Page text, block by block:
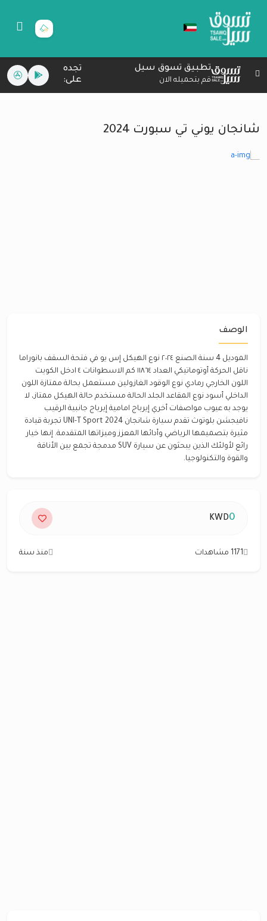
تطبيق تسوق سيل
قم بتحميله الان
تجده
على:
شانجان يوني تي سبورت 2024
الوصف
الموديل 4 سنة الصنع ٢٠٢٤ نوع الهيكل إس يو في فتحة السقف بانوراما
ناقل الحركة أوتوماتيكي العداد ١١٨٦٤ كم الاسطوانات ٤ ادخل الكويت
اللون الخارجي رمادي نوع الوقود الغازولين مستعمل بحالة ممتازة اللون
الداخلي أسود نوع المقاعد الجلد الحالة مستخدم حالة الهيكل ممتاز، لا
يوجد به عيوب مواصفات أخري إيرباج امامية إيرباج جانبية الرقيب
نافيجشن بلوتوث تقدم سيارة شانجان UNI-T Sport 2024 تجربة قيادة
مثيرة بتصميمها الرياضي وأدائها المعزز وميزاتها المتقدمة. إنها خيار
رائع لأولئك الذين يبحثون عن سيارة SUV مدمجة تجمع بين الأناقة
والقوة والتكنولوجيا.
0
KWD
1171 مشاهدات منذ سنة